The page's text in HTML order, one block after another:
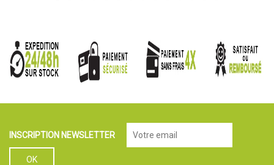
INSCRIPTION NEWSLETTER